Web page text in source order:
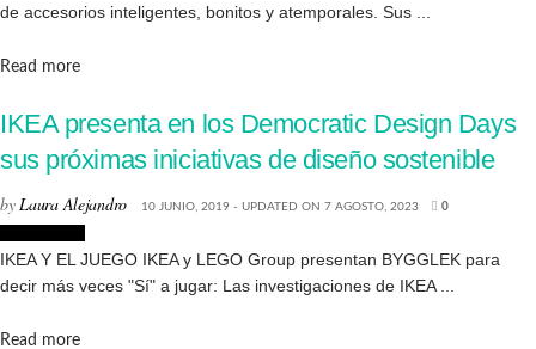
de accesorios inteligentes, bonitos y atemporales. Sus ...
Read moreDetails
IKEA presenta en los Democratic Design Days
sus próximas iniciativas de diseño sostenible
byLaura Alejandro 10 JUNIO, 2019 - UPDATED ON 7 AGOSTO, 2023 0
IKEA Y EL JUEGO IKEA y LEGO Group presentan BYGGLEK para
decir más veces "Sí" a jugar: Las investigaciones de IKEA ...
Read moreDetails